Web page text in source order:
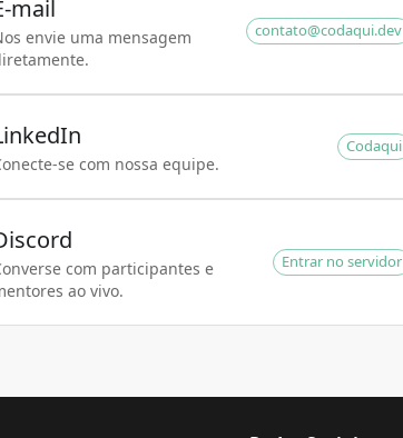
mail
envie uma mensagem
contato@codaqui.dev
se com nossa equipe.
Codaqui
com participantes e
ao vivo.
Entrar no servidor